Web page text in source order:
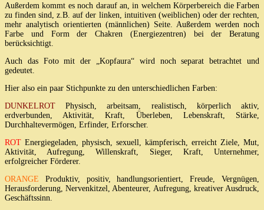
Außerdem kommt es noch darauf an, in welchem Körperbereich die Farben
zu finden sind, z.B. auf der linken, intuitiven (weiblichen) oder der rechten,
mehr analytisch orientierten (männlichen) Seite. Außerdem werden noch
Farbe und Form der Chakren (Energiezentren) bei der Beratung
berücksichtigt.
Auch das Foto mit der „Kopfaura“ wird noch separat betrachtet und
gedeutet.
Hier also ein paar Stichpunkte zu den unterschiedlichen Farben:
DUNKELROT Physisch, arbeitsam, realistisch, körperlich aktiv,
erdverbunden, Aktivität, Kraft, Überleben, Lebenskraft, Stärke,
Durchhaltevermögen, Erfinder, Erforscher.
ROT Energiegeladen, physisch, sexuell, kämpferisch, erreicht Ziele, Mut,
Aktivität, Aufregung, Willenskraft, Sieger, Kraft, Unternehmer,
erfolgreicher Förderer.
ORANGE Produktiv, positiv, handlungsorientiert, Freude, Vergnügen,
Herausforderung, Nervenkitzel, Abenteurer, Aufregung, kreativer Ausdruck,
Geschäftssinn.